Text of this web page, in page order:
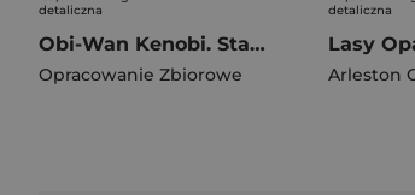
detaliczna
Obi-Wan Kenobi. Star Wars
Opracowanie Zbiorowe
detaliczna
Lasy
Arleston